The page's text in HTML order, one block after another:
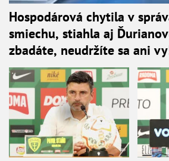
Hospodárová chytila v
smiechu, stiahla aj
zbadáte, neudržíte sa ani